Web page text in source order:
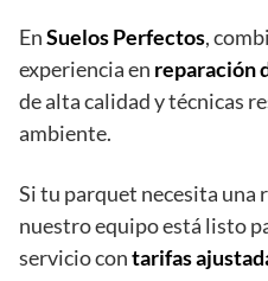
EnSuelos Perfectos,
experiencia en reparación
de alta calidad y técnicas
ambiente.
Si tu parquet necesita una
nuestro equipo está listo
servicio contarifas